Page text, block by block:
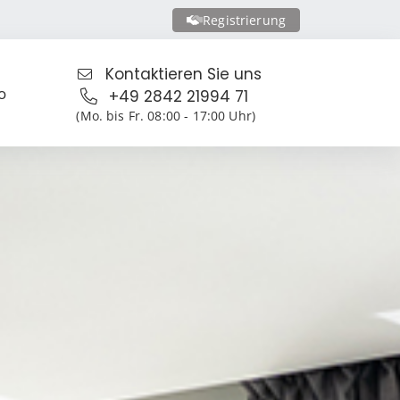
Registrierung
Kontaktieren Sie uns
+49 2842 21994 71
(Mo. bis Fr. 08:00 - 17:00 Uhr)